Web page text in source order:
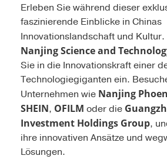
Erleben Sie während dieser
faszinierende Einblicke in Chinas
Innovationslandschaft und Kultur.
Nanjing Science and
Sie in die Innovationskraft einer
Technologiegiganten ein.
Unternehmen wie Nanjing
SHEIN, OFILM oder die
Investment Holdings Group,
ihre innovativen Ansätze und
Lösungen.